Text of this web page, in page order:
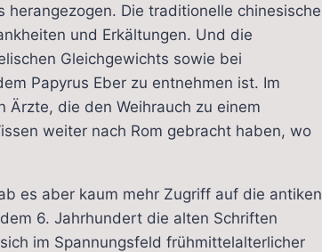
Die traditionelle chinesische
und Erkältungen. Und die
Gleichgewichts sowie bei
Papyrus Eber zu entnehmen ist. Im
Ärzte, die den Weihrauch zu einem
weiter nach Rom gebracht haben, wo
es aber kaum mehr Zugriff auf die antiken
6. Jahrhundert die alten Schriften
im Spannungsfeld frühmittelalterlicher